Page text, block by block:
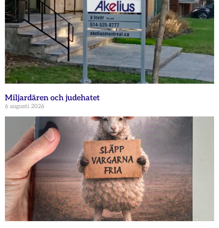
Miljardären och judehatet
6 augusti 2026